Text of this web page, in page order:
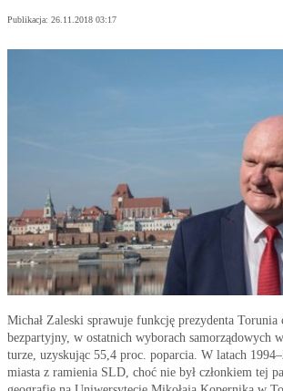
Publikacja: 26.11.2018 03:17
Michał Zaleski sprawuje funkcję prezydenta Torunia
bezpartyjny, w ostatnich wyborach samorządowych
turze, uzyskując 55,4 proc. poparcia. W latach
miasta z ramienia SLD, choć nie był członkiem tej